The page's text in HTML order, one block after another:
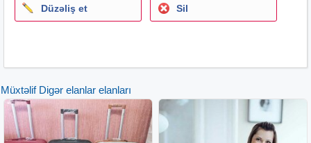
Sistem asqısı
Usm cihazı
Fetal doppler
Uzi geli
Havalı xəstə yatağı
Düzəliş et Sil
Müxtəlif Digər elanlar elanları